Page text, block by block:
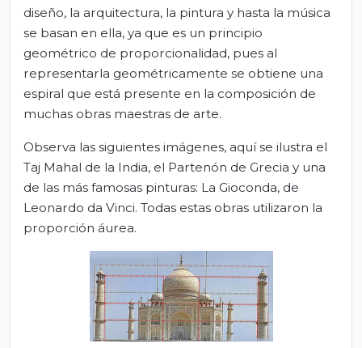
diseño, la arquitectura, la pintura y hasta la música
se basan en ella, ya que es un principio
geométrico de proporcionalidad, pues al
representarla geométricamente se obtiene una
espiral que está presente en la composición de
muchas obras maestras de arte.
Observa las siguientes imágenes, aquí se ilustra el
Taj Mahal de la India, el Partenón de Grecia y una
de las más famosas pinturas: La Gioconda, de
Leonardo da Vinci. Todas estas obras utilizaron la
proporción áurea.